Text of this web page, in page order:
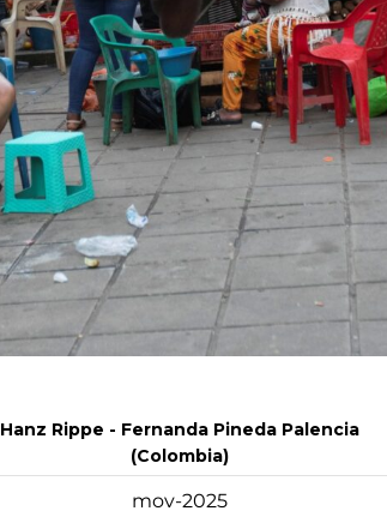
Hanz Rippe - Fernanda Pineda Palencia
(Colombia)
mov-2025